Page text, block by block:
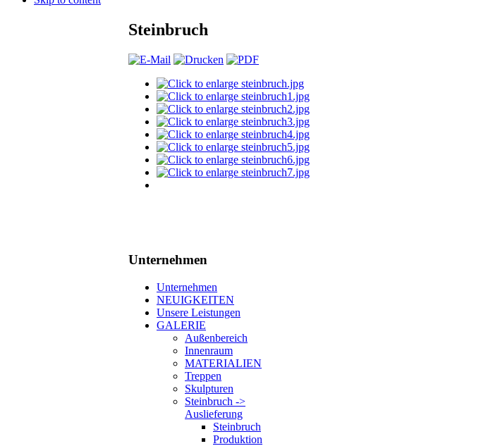
Steinbruch
Unternehmen
Unternehmen
NEUIGKEITEN
Unsere Leistungen
GALERIE
Außenbereich
Innenraum
MATERIALIEN
Treppen
Skulpturen
Steinbruch ->
Auslieferung
Steinbruch
Produktion